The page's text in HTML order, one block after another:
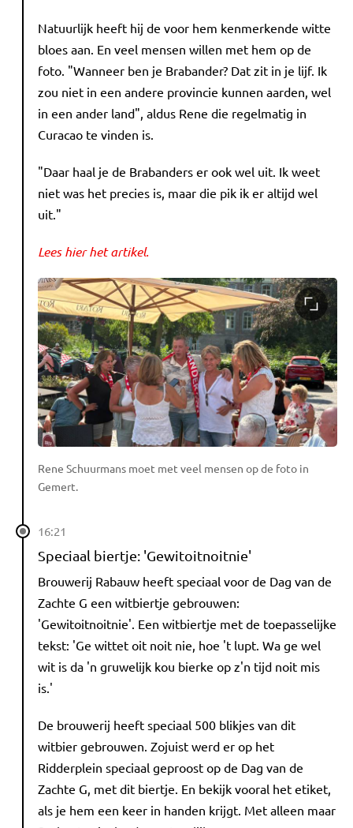
Natuurlijk heeft hij de voor hem kenmerkende witte
bloes aan. En veel mensen willen met hem op de
foto. "Wanneer ben je Brabander? Dat zit in je lijf. Ik
zou niet in een andere provincie kunnen aarden, wel
in een ander land", aldus Rene die regelmatig in
Curacao te vinden is.
"Daar haal je de Brabanders er ook wel uit. Ik weet
niet was het precies is, maar die pik ik er altijd wel
uit."
Lees hier het artikel.
Rene Schuurmans moet met veel mensen op de foto in
Gemert.
16:21
Speciaal biertje: 'Gewitoitnoitnie'
Brouwerij Rabauw heeft speciaal voor de Dag van de
Zachte G een witbiertje gebrouwen:
'Gewitoitnoitnie'. Een witbiertje met de toepasselijke
tekst: 'Ge wittet oit noit nie, hoe 't lupt. Wa ge wel
wit is da 'n gruwelijk kou bierke op z'n tijd noit mis
is.'
De brouwerij heeft speciaal 500 blikjes van dit
witbier gebrouwen. Zojuist werd er op het
Ridderplein speciaal geproost op de Dag van de
Zachte G, met dit biertje. En bekijk vooral het etiket,
als je hem een keer in handen krijgt. Met alleen maar